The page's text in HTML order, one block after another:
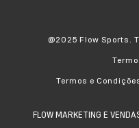
@2025 Flow Sports.
Termos e
FLOW MARKETING E